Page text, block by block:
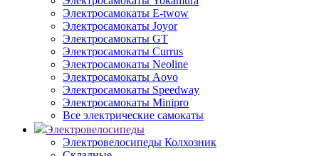
Электросамокаты E-twow
Электросамокаты Joyor
Электросамокаты GT
Электросамокаты Currus
Электросамокаты Neoline
Электросамокаты Aovo
Электросамокаты Speedway
Электросамокаты Minipro
Все электрические самокаты
Электровелосипеды
Электровелосипеды Колхозник